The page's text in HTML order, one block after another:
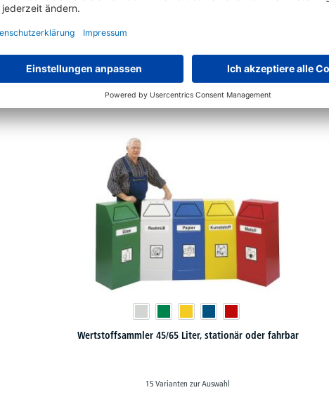
Schon gesehen?
Wertstoffsammler 45/65 Liter, stationär oder fahrbar
15 Varianten zur Auswahl